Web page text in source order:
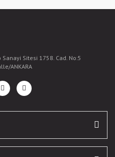
Sitesi 1758. Cad. No:5
ANKARA